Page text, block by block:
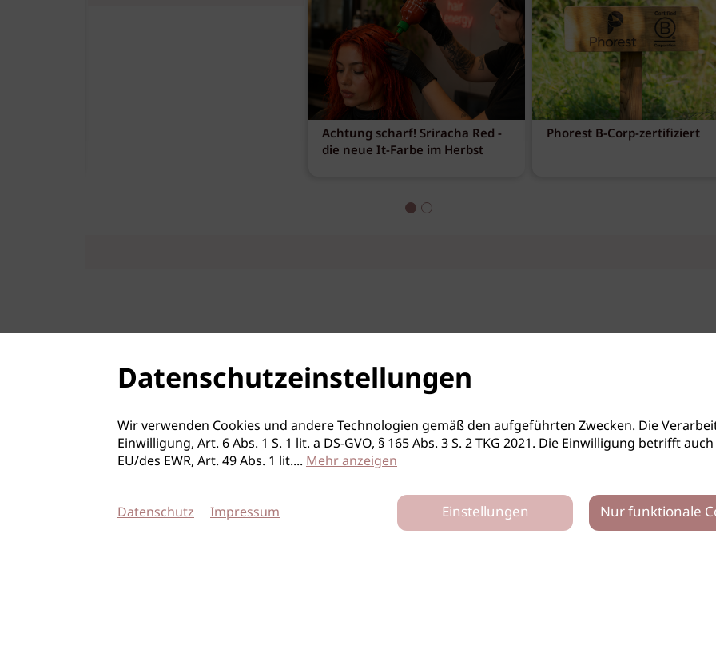
Achtung scharf! Sriracha Red -
die neue It-Farbe im Herbst
Phorest B-Corp-zertifiziert
Datenschutzeinstellungen
Wir verwenden Cookies und andere Technologien gemäß den aufgeführten Zwecken. Die
Einwilligung, Art. 6 Abs. 1 S. 1 lit. a DS-GVO, § 165 Abs. 3 S. 2 TKG 2021. Die Einwilligung betrifft
EU/des EWR, Art. 49 Abs. 1 lit.... Mehr anzeigen
Datenschutz Impressum Einstellungen Nur funktionale